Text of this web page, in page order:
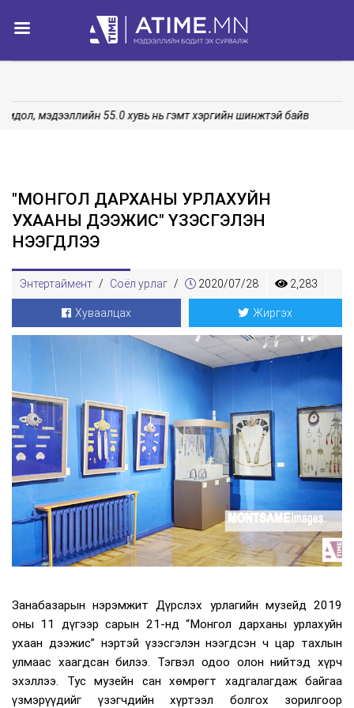
мэдээллийн 55.0 хувь нь гэмт хэргийн шинжтэй байв
"МОНГОЛ ДАРХАНЫ УРЛАХУЙН
УХААНЫ ДЭЭЖИС" ҮЗЭСГЭЛЭН
НЭЭГДЛЭЭ
Энтертаймент / Соёл урлаг / 2020/07/28 2,283
Хуваалцах Жиргэх
Занабазарын нэрэмжит Дүрслэх урлагийн музейд 2019
оны 11 дүгээр сарын 21-нд “Монгол дарханы урлахуйн
ухаан дээжис” нэртэй үзэсгэлэн нээгдсэн ч цар тахлын
улмаас хаагдсан билээ. Тэгвэл одоо олон нийтэд хүрч
эхэллээ. Тус музейн сан хөмрөгт хадгалагдаж байгаа
үзмэрүүдийг үзэгчдийн хүртээл болгох зорилгоор